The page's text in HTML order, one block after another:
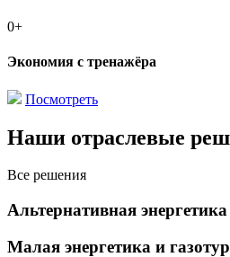
0+
Экономия с тренажёра
Посмотреть
Наши отраслевые
Все решения
Альтернативная энергетика
Малая энергетика и